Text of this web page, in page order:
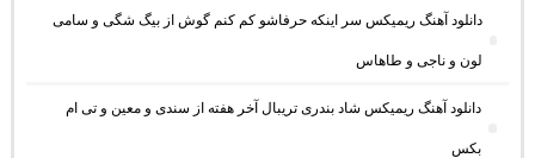
دانلود آهنگ ریمیکس سر اینکه حرفاشو کم کنم گوش از بیگ شگی و سامی
لون و ناجی و طاهاس
دانلود آهنگ ریمیکس شاد بندری تریبال آخر هفته از سندی و معین و تی ام
بکس